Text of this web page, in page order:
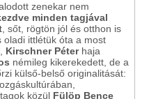
zenekar nem
minden tagjával
, sőt, rögtön jól és otthon is
ittlétük óta a most
Kirschner Péterhaja
némileg kikerekedett, de a
külső-belső originalitását:
közül Fülöp Bence